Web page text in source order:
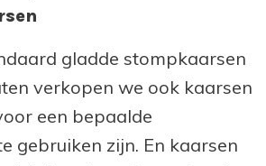
gladde stompkaarsen
verkopen we ook kaarsen
een bepaalde
gebruiken zijn. En kaarsen